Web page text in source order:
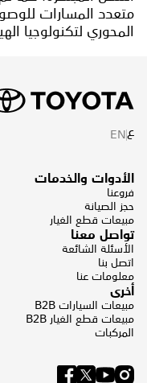
متعدد المسارات
المحوري لتكنولوجيا
عEN
الأدوات والخدمات
فروعنا
حجز الصيانة
مبيعات قطع الغيار
تواصل معنا
الأسئلة الشائعة
اتصل بنا
معلومات عنا
أخرى
مبيعات السيارات B2B
مبيعات قطع الغيار B2B
المركبات